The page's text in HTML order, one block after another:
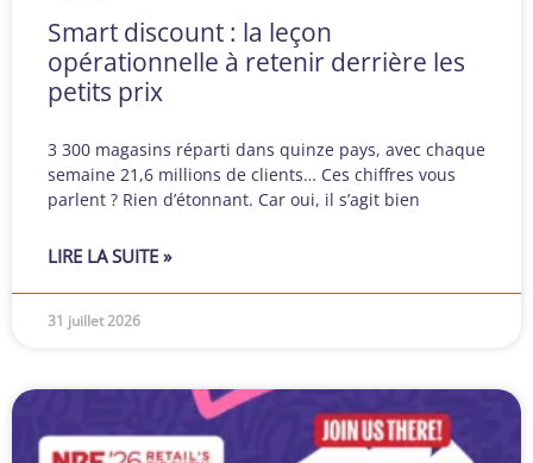
Smart discount : la leçon
opérationnelle à retenir derrière les
petits prix
3 300 magasins réparti dans quinze pays, avec chaque
semaine 21,6 millions de clients… Ces chiffres vous
parlent ? Rien d’étonnant. Car oui, il s’agit bien
LIRE LA SUITE »
31 juillet 2026